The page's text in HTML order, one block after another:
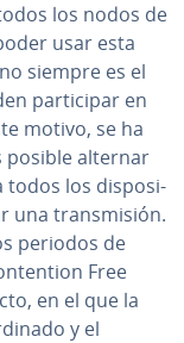
los nodos de
usar esta
siempre es el
pa­r­ti­ci­par en
motivo, se ha
posible alternar
todos los di­s­po­si­
una tra­n­s­mi­sión.
periodos de
Free
en el que la
y el